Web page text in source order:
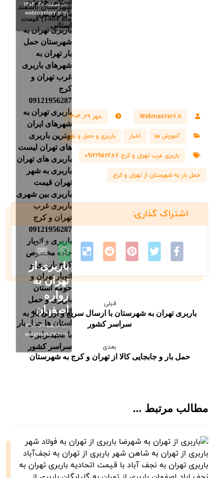
باربری از
تهران به
زواره
اصفهان
On اسفند ۲۱, ۱۴۰۴
By
webmaster7.ir
On اسفند ۲۰, ۱۴۰۴
By
webmaster7.ir
Webmaster7.ir مهر ۲۹, ۱۴۰۴
آموزش ها اخبار باربری و حمل و نقل
باربری غرب تهران و کرج 09121956287
حمل بار به شهرستان از تهران و کرج
قبلی
باربری تهران به شهرستان ️با ارسال سریع و ارزان بار به
سراسر کشور
بعدی
حمل بار و جابجایی کالا از تهران و کرج به شهرستان
مطالب مرتبط ...